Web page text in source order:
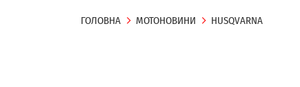
ГОЛОВНА МОТОНОВИНИ HUSQVARNA